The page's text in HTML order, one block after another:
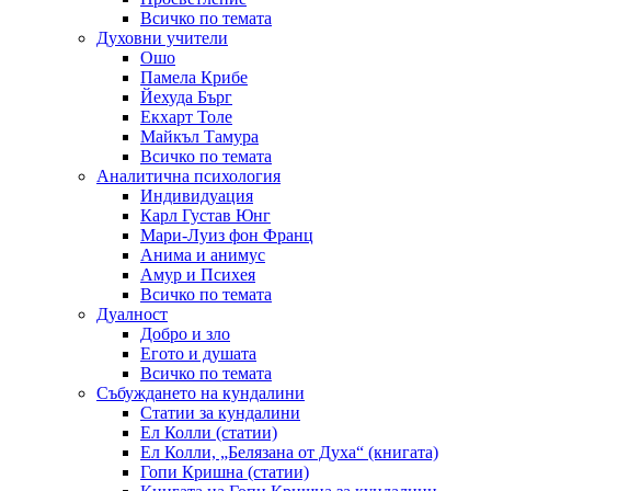
Всичко по темата
Духовни учители
Ошо
Памела Крибе
Йехуда Бърг
Екхарт Толе
Майкъл Тамура
Всичко по темата
Аналитична психология
Индивидуация
Карл Густав Юнг
Мари-Луиз фон Франц
Анима и анимус
Амур и Психея
Всичко по темата
Дуалност
Добро и зло
Егото и душата
Всичко по темата
Събуждането на кундалини
Статии за кундалини
Ел Колли (статии)
Ел Колли, „Белязана от Духа“ (книгата)
Гопи Кришна (статии)